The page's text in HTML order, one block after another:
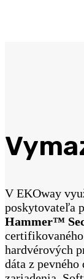
V EKOway
poskytovateľa
Hammer™
hardvérových
dáta z